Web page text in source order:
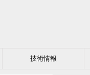
技術情報